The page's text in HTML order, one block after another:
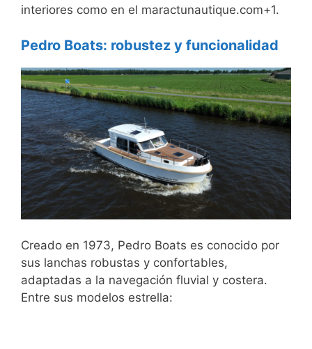
interiores como en el maractunautique.com+1.
Pedro Boats: robustez y funcionalidad
Creado en 1973, Pedro Boats es conocido por
sus lanchas robustas y confortables,
adaptadas a la navegación fluvial y costera.
Entre sus modelos estrella: